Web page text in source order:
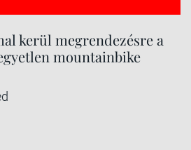
kerül megrendezésre a
mountainbike